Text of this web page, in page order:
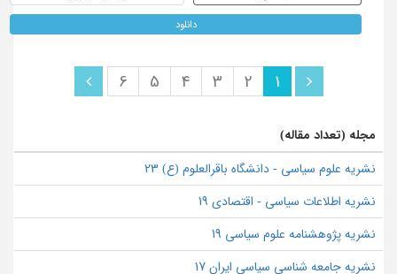
دانلود
1
2
3
4
5
6
مجله (تعداد مقاله)
نشریه علوم سیاسی - دانشگاه باقرالعلوم (ع) 23
نشریه اطلاعات سیاسی - اقتصادی 19
نشریه پژوهشنامه علوم سیاسی 19
نشریه جامعه شناسی سیاسی ایران 17